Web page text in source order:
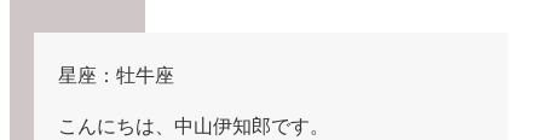
星座：牡牛座
こんにちは、中山伊知郎です。